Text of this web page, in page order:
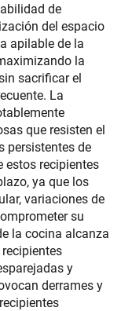
de
del espacio
apilable de la
la
sacrificar el
La
que resisten el
persistentes de
estos recipientes
ya que los
variaciones de
su
la cocina alcanza
y
derrames y